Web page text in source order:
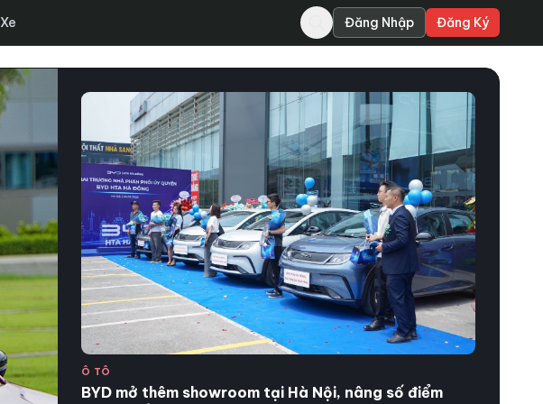
Xe Đăng Nhập Đăng Ký
Ô TÔ
BYD mở thêm showroom tại Hà Nội, nâng số điểm